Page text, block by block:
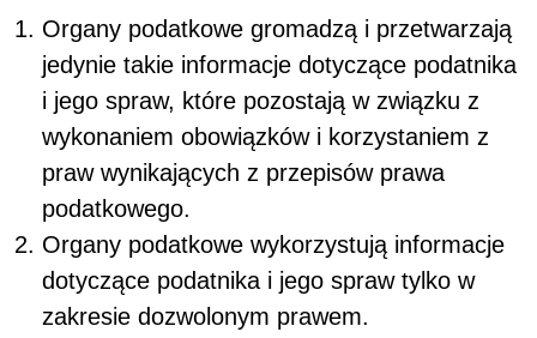
Organy podatkowe gromadzą i przetwarzają
jedynie takie informacje dotyczące podatnika
i jego spraw, które pozostają w związku z
wykonaniem obowiązków i korzystaniem z
praw wynikających z przepisów prawa
podatkowego.
Organy podatkowe wykorzystują informacje
dotyczące podatnika i jego spraw tylko w
zakresie dozwolonym prawem.